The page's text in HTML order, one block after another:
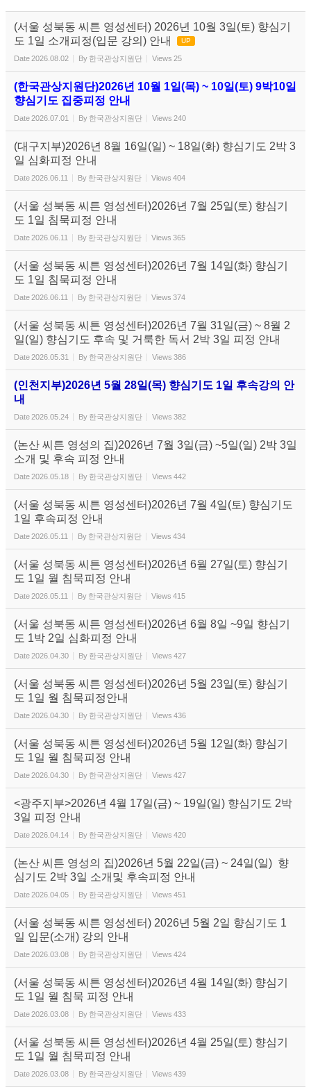
(서울 성북동 씨튼 영성센터) 2026년 10월 3일(토) 향심기
도 1일 소개피정(입문 강의) 안내
UP
Date2026.08.02 By 한국관상지원단 Views 25
(한국관상지원단)2026년 10월 1일(목) ~ 10일(토) 9박10일
향심기도 집중피정 안내
Date2026.07.01 By 한국관상지원단 Views 240
(대구지부)2026년 8월 16일(일) ~ 18일(화) 향심기도 2박 3
일 심화피정 안내
Date2026.06.11 By 한국관상지원단 Views 404
(서울 성북동 씨튼 영성센터)2026년 7월 25일(토) 향심기
도 1일 침묵피정 안내
Date2026.06.11 By 한국관상지원단 Views 365
(서울 성북동 씨튼 영성센터)2026년 7월 14일(화) 향심기
도 1일 침묵피정 안내
Date2026.06.11 By 한국관상지원단 Views 374
(서울 성북동 씨튼 영성센터)2026년 7월 31일(금) ~ 8월 2
일(일) 향심기도 후속 및 거룩한 독서 2박 3일 피정 얀내
Date2026.05.31 By 한국관상지원단 Views 386
(인천지부)2026년 5월 28일(목) 향심기도 1일 후속강의 안
내
Date2026.05.24 By 한국관상지원단 Views 382
(논산 씨튼 영성의 집)2026년 7월 3일(금) ~5일(일) 2박 3일
소개 및 후속 피정 안내
Date2026.05.18 By 한국관상지원단 Views 442
(서울 성북동 씨튼 영성센터)2026년 7월 4일(토) 향심기도
1일 후속피정 안내
Date2026.05.11 By 한국관상지원단 Views 434
(서울 성북동 씨튼 영성센터)2026년 6월 27일(토) 향심기
도 1일 월 침묵피정 안내
Date2026.05.11 By 한국관상지원단 Views 415
(서울 성북동 씨튼 영성센터)2026년 6월 8일 ~9일 향심기
도 1박 2일 심화피정 안내
Date2026.04.30 By 한국관상지원단 Views 427
(서울 성북동 씨튼 영성센터)2026년 5월 23일(토) 향심기
도 1일 월 침묵피정안내
Date2026.04.30 By 한국관상지원단 Views 436
(서울 성북동 씨튼 영성센터)2026년 5월 12일(화) 향심기
도 1일 월 침묵피정 안내
Date2026.04.30 By 한국관상지원단 Views 427
<광주지부>2026년 4월 17일(금) ~ 19일(일) 향심기도 2박
3일 피정 안내
Date2026.04.14 By 한국관상지원단 Views 420
(논산 씨튼 영성의 집)2026년 5월 22일(금) ~ 24일(일) 향
심기도 2박 3일 소개및 후속피정 안내
Date2026.04.05 By 한국관상지원단 Views 451
(서울 성북동 씨튼 영성센터) 2026년 5월 2일 향심기도 1
일 입문(소개) 강의 안내
Date2026.03.08 By 한국관상지원단 Views 424
(서울 성북동 씨튼 영성센터)2026년 4월 14일(화) 향심기
도 1일 월 침묵 피정 안내
Date2026.03.08 By 한국관상지원단 Views 433
(서울 성북동 씨튼 영성센터)2026년 4월 25일(토) 향심기
도 1일 월 침묵피정 안내
Date2026.03.08 By 한국관상지원단 Views 439